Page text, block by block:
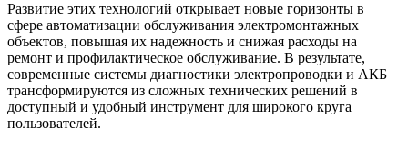
Развитие этих технологий открывает новые горизонты в
сфере автоматизации обслуживания электромонтажных
объектов, повышая их надежность и снижая расходы на
ремонт и профилактическое обслуживание. В результате,
современные системы диагностики электропроводки и АКБ
трансформируются из сложных технических решений в
доступный и удобный инструмент для широкого круга
пользователей.